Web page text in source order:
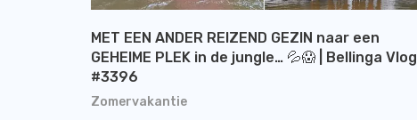
Zomervakantie
MET EEN ANDER REIZEND GEZIN naar een
GEHEIME PLEK in de jungle… 💦😱 | Bellinga Vlog
#3396